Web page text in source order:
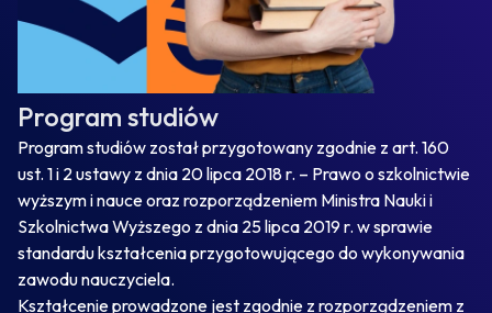
Program studiów
Program studiów został przygotowany zgodnie z art. 160
ust. 1 i 2 ustawy z dnia 20 lipca 2018 r. – Prawo o szkolnictwie
wyższym i nauce oraz rozporządzeniem Ministra Nauki i
Szkolnictwa Wyższego z dnia 25 lipca 2019 r. w sprawie
standardu kształcenia przygotowującego do wykonywania
zawodu nauczyciela.
Kształcenie prowadzone jest zgodnie z rozporządzeniem z